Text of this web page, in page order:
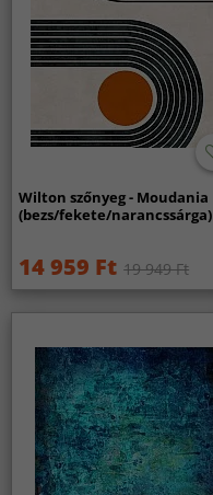
Wilton szőnyeg - Moudania
(bezs/fekete/narancssárga)
14 959 Ft 19 949 Ft